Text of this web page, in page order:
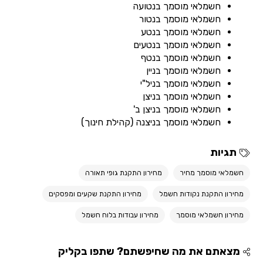
חשמלאי מוסמך בנטועה
חשמלאי מוסמך בנטור
חשמלאי מוסמך בנטע
חשמלאי מוסמך בנטעים
חשמלאי מוסמך בנטף
חשמלאי מוסמך בניין
חשמלאי מוסמך בניל"י
חשמלאי מוסמך בניצן
חשמלאי מוסמך בניצן ב'
חשמלאי מוסמך בניצנה (קהילת חינוך)
תגיות
חשמלאי מוסמך מחיר מחירון התקנת גופי תאורה
מחירון התקנת נקודות חשמל מחירון התקנת שקעים ומפסקים
מחירון חשמלאי מוסמך מחירון עבודות בלוח חשמל
מצאתם את מה שחיפשתם? שתפו בקליק